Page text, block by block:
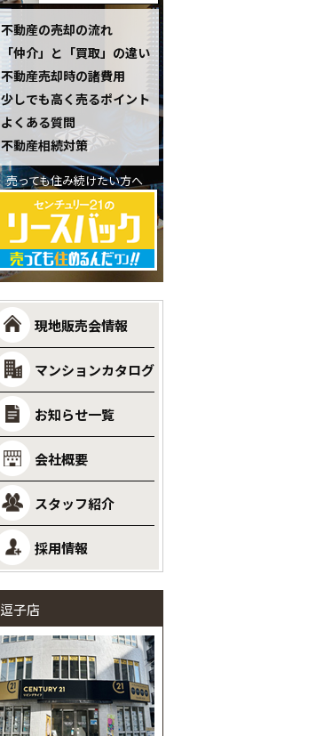
不動産の売却の流れ
「仲介」と「買取」の違い
不動産売却時の諸費用
少しでも高く売るポイント
よくある質問
不動産相続対策
売っても住み続けたい方へ
現地販売会情報
マンションカタログ
お知らせ一覧
会社概要
スタッフ紹介
採用情報
逗子店